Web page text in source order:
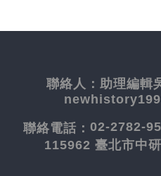
聯絡人： 助理編
聯絡電話： 02-2782-
115962 臺北市中